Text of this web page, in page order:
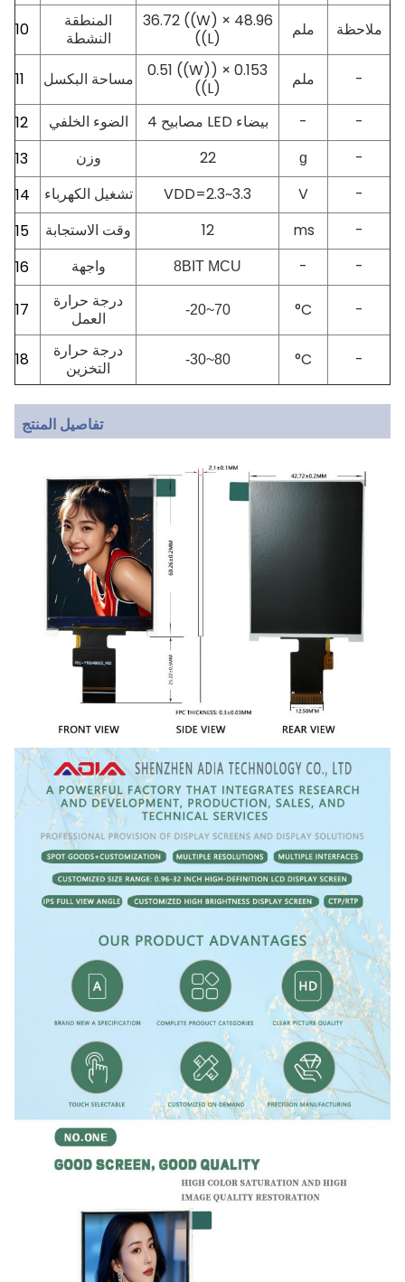
10
المنطقة
النشطة
36.72 ((W) × 48.96
((L)
ملم ملاحظة
11 مساحة البكسل
0.51 ((W)) × 0.153
((L)
ملم -
12 الضوء الخلفي 4 مصابيح LED بيضاء -
-
13
وزن 22 g
-
14
تشغيل الكهرباء VDD=2.3~3.3 V
-
15
وقت الاستجابة 12 ms
-
16
واجهة 8BIT MCU - -
17
درجة حرارة
العمل
-20~70 °C -
18
درجة حرارة
التخزين
-30~80 °C -
تفاصيل المنتج